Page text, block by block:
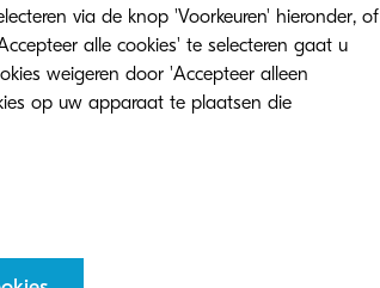
via de knop 'Voorkeuren' hieronder, of
alle cookies' te selecteren gaat u
weigeren door 'Accepteer alleen
op uw apparaat te plaatsen die